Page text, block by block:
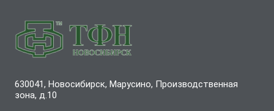
630041, Новосибирск, Марусино, Производственная
зона, д.10